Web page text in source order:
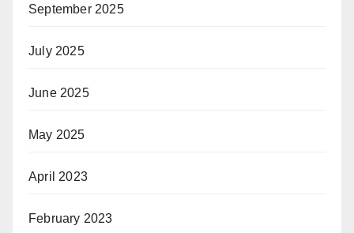
September 2025
July 2025
June 2025
May 2025
April 2023
February 2023